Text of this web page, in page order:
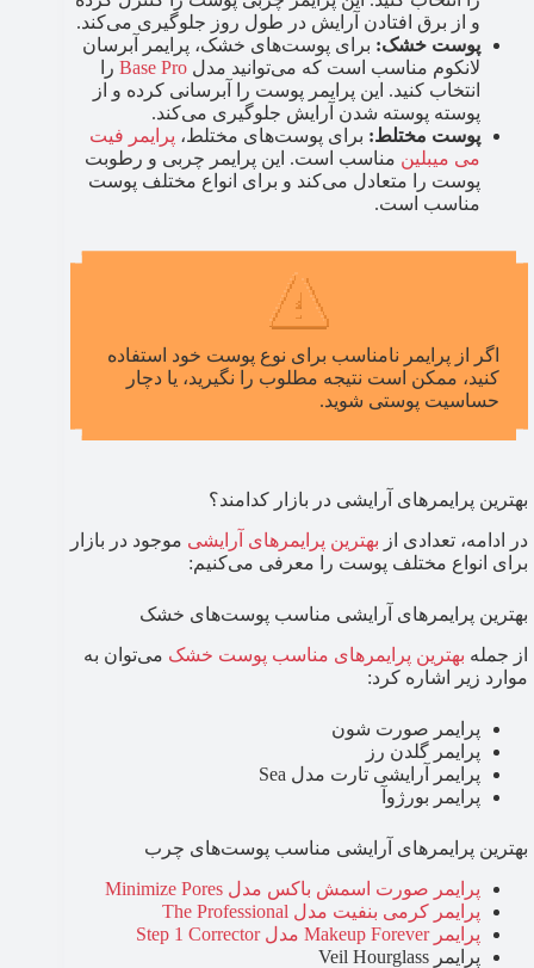
و از برق افتادن آرایش در طول روز جلوگیری می‌کند.
پوست خشک: برای پوست‌های خشک، پرایمر آبرسان
لانکوم مناسب است که می‌توانید مدل Base Pro را
انتخاب کنید. این پرایمر پوست را آبرسانی کرده و از
پوسته پوسته شدن آرایش جلوگیری می‌کند.
پوست مختلط: برای پوست‌های مختلط، پرایمر فیت
می میبلین مناسب است. این پرایمر چربی و رطوبت
پوست را متعادل می‌کند و برای انواع مختلف پوست
مناسب است.
اگر از پرایمر نامناسب برای نوع پوست خود استفاده
کنید، ممکن است نتیجه مطلوب را نگیرید، یا دچار
حساسیت پوستی شوید.
بهترین پرایمرهای آرایشی در بازار کدامند؟
در ادامه، تعدادی از بهترین پرایمرهای آرایشی موجود در بازار
برای انواع مختلف پوست را معرفی می‌کنیم:
بهترین پرایمرهای آرایشی مناسب پوست‌های خشک
از جمله بهترین پرایمرهای مناسب پوست خشک می‌توان به
موارد زیر اشاره کرد:
پرایمر صورت شون
پرایمر گلدن رز
پرایمر آرایشی تارت مدل Sea
پرایمر بورژوآ
بهترین پرایمرهای آرایشی مناسب پوست‌های چرب
پرایمر صورت اسمش باکس مدل Minimize Pores
پرایمر کرمی بنفیت مدل The Professional
پرایمر Makeup Forever مدل Step 1 Corrector
پرایمر Veil Hourglass